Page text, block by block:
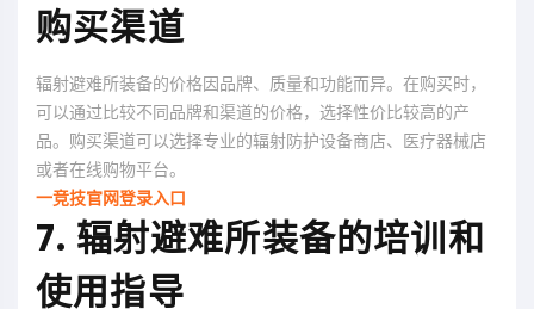
购买渠道
辐射避难所装备的价格因品牌、质量和功能而异。在购买时，
可以通过比较不同品牌和渠道的价格，选择性价比较高的产
品。购买渠道可以选择专业的辐射防护设备商店、医疗器械店
或者在线购物平台。
一竞技官网登录入口
7. 辐射避难所装备的培训和
使用指导